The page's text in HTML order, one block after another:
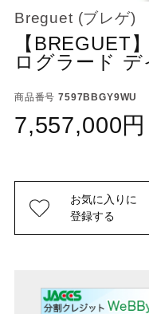
Breguet (ブレゲ)
【BREGUET
ログラード
商品番号 7597BBGY9WU
7,557,000
お気に入りに
登録する